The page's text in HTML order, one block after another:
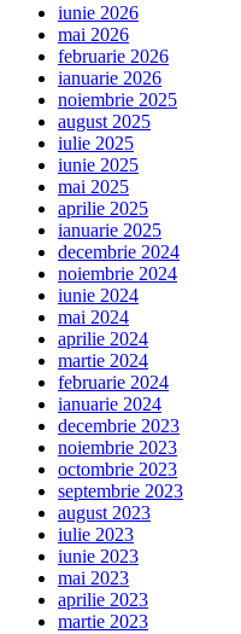
iunie 2026
mai 2026
februarie 2026
ianuarie 2026
noiembrie 2025
august 2025
iulie 2025
iunie 2025
mai 2025
aprilie 2025
ianuarie 2025
decembrie 2024
noiembrie 2024
iunie 2024
mai 2024
aprilie 2024
martie 2024
februarie 2024
ianuarie 2024
decembrie 2023
noiembrie 2023
octombrie 2023
septembrie 2023
august 2023
iulie 2023
iunie 2023
mai 2023
aprilie 2023
martie 2023